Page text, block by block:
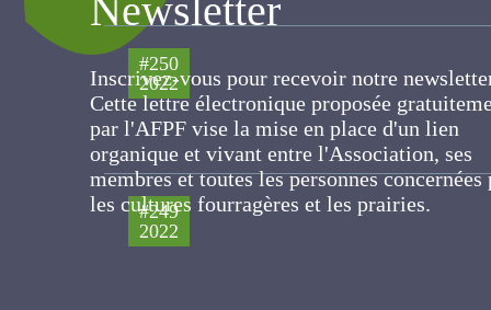
#250
2022
Type de prairie,
l’échelle des prairies
(Vosges)
PLANTUREUX Sylvain, PIRES B.,
#249
Adaptation de la
Contribution à
Inscrivez-vous pour recevoir notre
Cette lettre électronique proposée
gratuitement par l'AFPF vise la mise en
d'un lien organique et vivant entre
l'Association, ses membres et toutes les
personnes concernées par les cultures
fourragères et les prairies.